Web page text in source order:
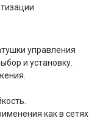
управления
и установку.
как в сетях